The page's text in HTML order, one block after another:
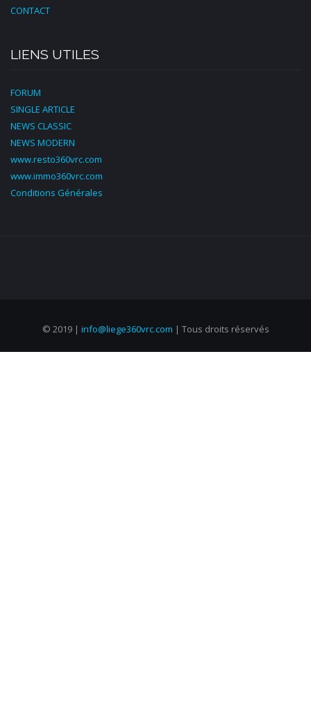
CONTACT
LIENS UTILES
FORUM
SINGLE ARTICLE
NEWS CLASSIC
NEWS MODERN
www.resto360vrc.com
www.immo360vrc.com
Conditions Générales
© 2019 | info@liege360vrc.com | Tous droits réservés